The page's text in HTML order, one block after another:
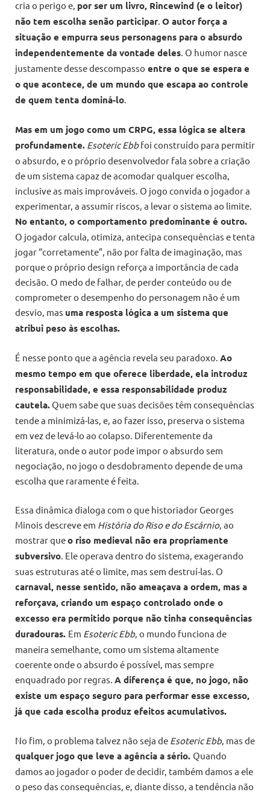
cria o perigo e, por ser um livro, Rincewind (e o leitor)
não tem escolha senão participar O autor força a
situação e empurra seus personagens para o absurdo
independentemente da vontade deles . O humor nasce
justamente desse descompasso entre o que se espera e
o que acontece, de um mundo que escapa ao controle
de quem tenta dominá-lo
Mas em um jogo como um CRPG, essa lógica se altera
profundamente. Esoteric Ebbfoi construído para permitir
o absurdo, e o próprio desenvolvedor fala sobre a criação
de um sistema capaz de acomodar qualquer escolha,
inclusive as mais improváveis. O jogo convida o jogador a
experimentar, a assumir riscos, a levar o sistema ao limite.
No entanto, o comportamento predominante é outro.
O jogador calcula, otimiza, antecipa consequências e tenta
jogar “corretamente”, não por falta de imaginação, mas
porque o próprio design reforça a importância de cada
decisão. O medo de falhar, de perder conteúdo ou de
comprometer o desempenho do personagem não é um
desvio, mas uma resposta lógica a um sistema que
atribui peso às escolhas.
É nesse ponto que a agência revela seu paradoxo. Ao
mesmo tempo em que oferece liberdade, ela introduz
responsabilidade, e essa responsabilidade produz
cautela. Quem sabe que suas decisões têm consequências
tende a minimizá-las, e, ao fazer isso, preserva o sistema
em vez de levá-lo ao colapso. Diferentemente da
literatura, onde o autor pode impor o absurdo sem
negociação, no jogo o desdobramento depende de uma
escolha que raramente é feita.
Essa dinâmica dialoga com o que historiador Georges
Minois descreve em História do Riso e do Escárnio, ao
mostrar queo riso medieval não era propriamente
subversivo. Ele operava dentro do sistema, exagerando
suas estruturas até o limite, mas sem destruí-las. O
carnaval, nesse sentido, não ameaçava a ordem, mas a
reforçava, criando um espaço controlado onde o
excesso era permitido porque não tinha consequências
duradouras. Em Esoteric Ebb, o mundo funciona de
maneira semelhante, como um sistema altamente
coerente onde o absurdo é possível, mas sempre
enquadrado por regras. A diferença é que, no jogo, não
existe um espaço seguro para performar esse excesso,
já que cada escolha produz efeitos acumulativos.
No fim, o problema talvez não seja de Esoteric Ebb, mas de
qualquer jogo que leve a agência a sério. Quando
damos ao jogador o poder de decidir, também damos a ele
o peso das consequências, e, diante disso, a tendência não